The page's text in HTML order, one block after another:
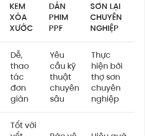
KEM
XÓA
XƯỚC
DÁN
PHIM
PPF
SƠN LẠI
CHUYÊN
NGHIỆP
Dễ,
thao
tác
đơn
giản
Yêu
cầu kỹ
thuật
chuyên
sâu
Thực
hiện bởi
thợ sơn
chuyên
nghiệp
Tốt với